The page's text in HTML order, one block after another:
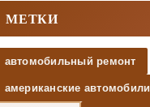
МЕТКИ
автомобильный ремонт
американские автомобили